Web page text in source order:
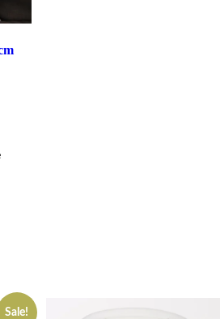
Sale!